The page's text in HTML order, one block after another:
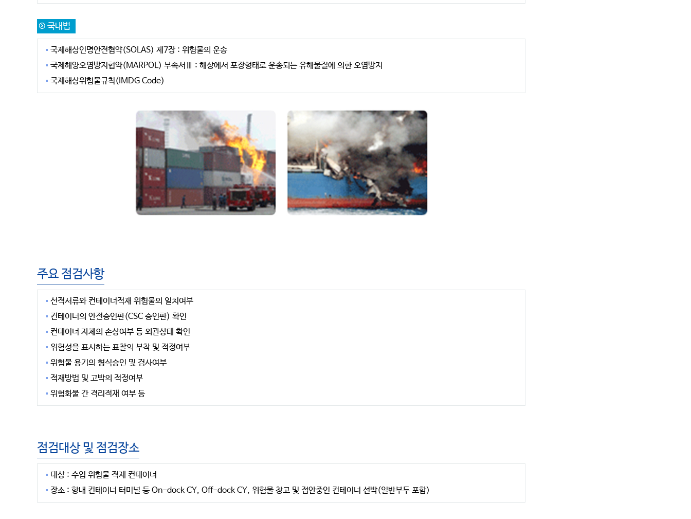
국내법
국제해상인명안전협약(SOLAS) 제7장 : 위험물의 운송
국제해양오염방지협약(MARPOL) 부속서Ⅲ : 해상에서 포장형태로 운송되는 유해물질에 의한 오염방지
국제해상위험물규칙(IMDG Code)
주요 점검사항
선적서류와 컨테이너적재 위험물의 일치여부
컨테이너의 안전승인판(CSC 승인판) 확인
컨테이너 자체의 손상여부 등 외관상태 확인
위험성을 표시하는 표찰의 부착 및 적정여부
위험물 용기의 형식승인 및 검사여부
적재방법 및 고박의 적정여부
위험화물 간 격리적재 여부 등
점검대상 및 점검장소
대상 : 수입 위험물 적재 컨테이너
장소 : 항내 컨테이너 터미널 등 On-dock CY, Off-dock CY, 위험물 창고 및 접안중인 컨테이너 선박(일반부두 포함)